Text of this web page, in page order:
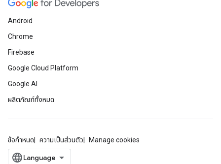
Android
Chrome
Firebase
Google Cloud Platform
Google AI
ผลิตภัณฑ์ทั้งหมด
ข้อกำหนด ความเป็นส่วนตัว Manage cookies